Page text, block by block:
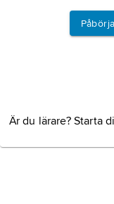
Är du lärare? Starta